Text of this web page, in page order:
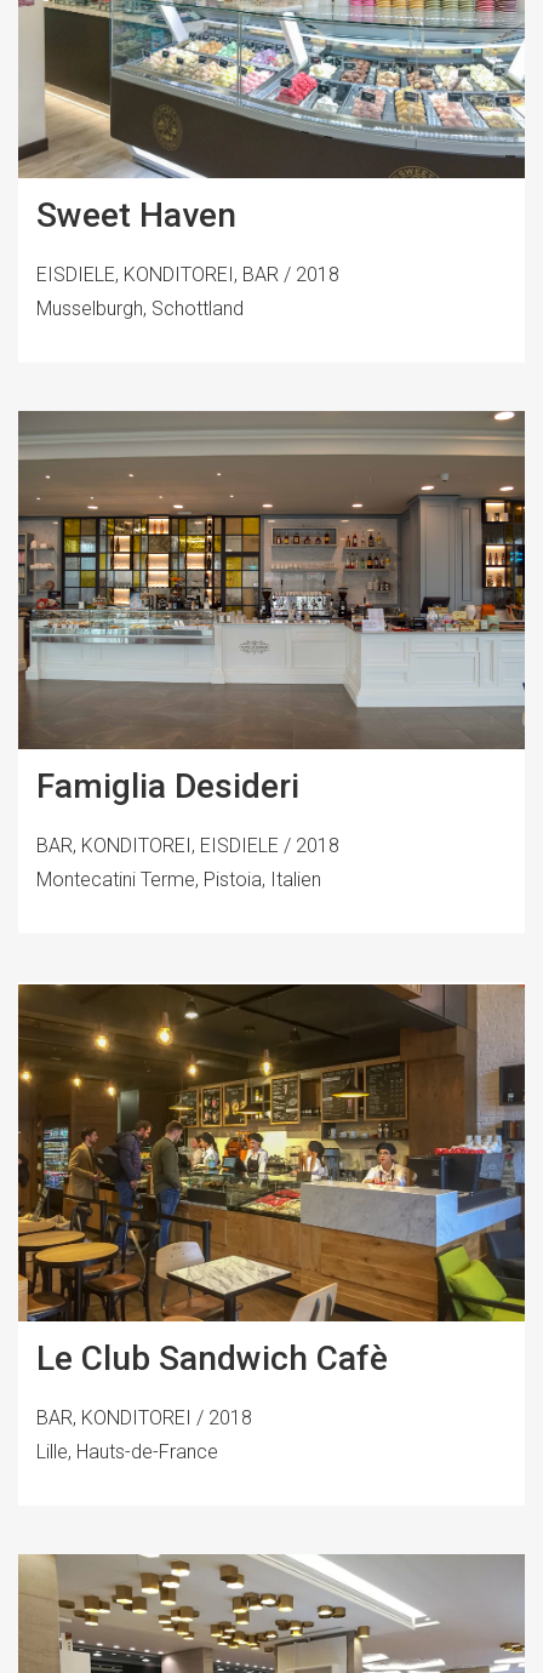
Sweet Haven
EISDIELE, KONDITOREI, BAR / 2018
Musselburgh, Schottland
Famiglia Desideri
BAR, KONDITOREI, EISDIELE / 2018
Montecatini Terme, Pistoia, Italien
Le Club Sandwich Cafè
BAR, KONDITOREI / 2018
Lille, Hauts-de-France